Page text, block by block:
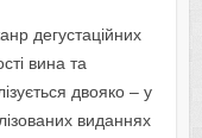
дегустаційних
вина та
двояко – у
виданнях